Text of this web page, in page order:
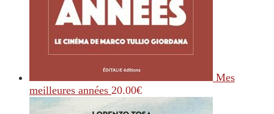
Mes
meilleures années 20.00€